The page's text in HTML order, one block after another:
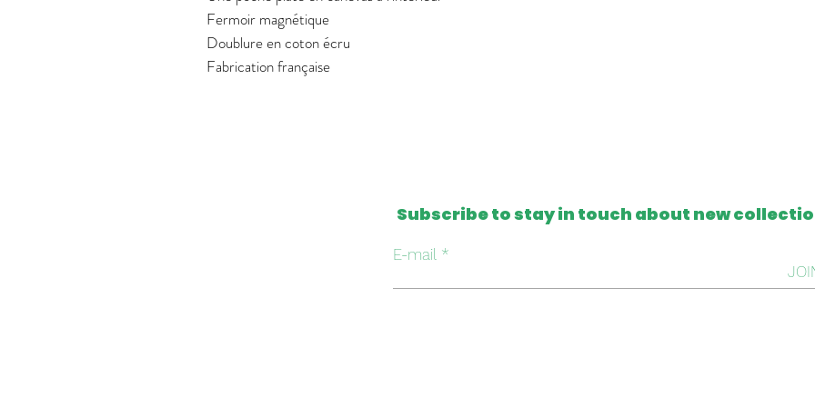
Fermoir magnétique
Doublure en coton écru
Fabrication française
Subscribe to stay in touch about new
E-mail